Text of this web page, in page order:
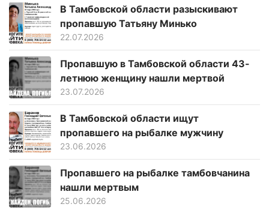
В Тамбовской области разыскивают
пропавшую Татьяну Минько
22.07.2026
Пропавшую в Тамбовской области 43-
летнюю женщину нашли мертвой
23.07.2026
В Тамбовской области ищут
пропавшего на рыбалке мужчину
23.06.2026
Пропавшего на рыбалке тамбовчанина
нашли мертвым
25.06.2026